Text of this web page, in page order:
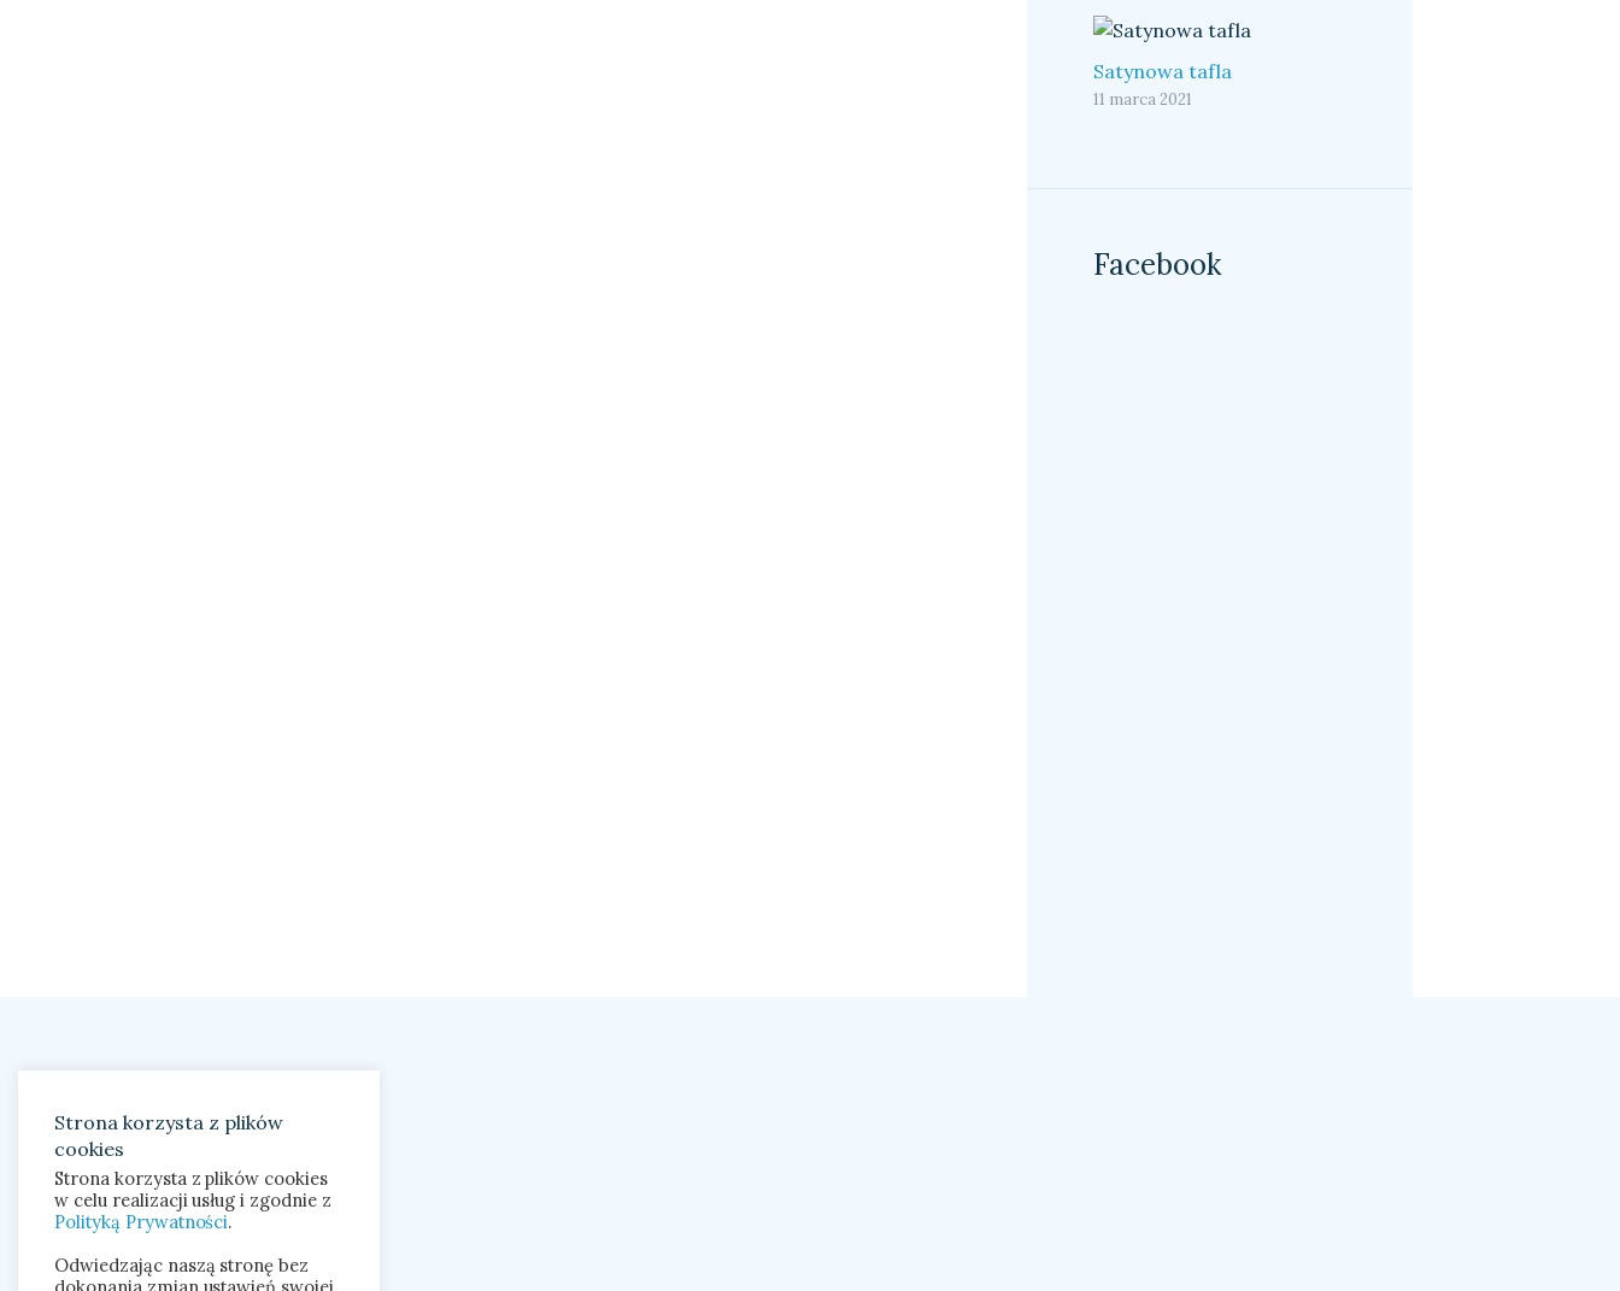
Satynowa tafla
11 marca 2021
Facebook
Strona korzysta z plików
cookies
Strona korzysta z plików cookies
w celu realizacji usług i zgodnie z
Polityką Prywatności.
Odwiedzając naszą stronę bez